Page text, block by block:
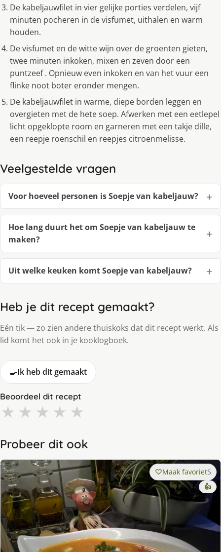
De kabeljauwfilet in vier gelijke porties verdelen, vijf
minuten pocheren in de visfumet, uithalen en warm
houden.
De visfumet en de witte wijn over de groenten gieten,
twee minuten inkoken, mixen en zeven door een
puntzeef . Opnieuw even inkoken en van het vuur een
flinke noot boter eronder mengen.
De kabeljauwfilet in warme, diepe borden leggen en
overgieten met de hete soep. Afwerken met een eetlepel
licht opgeklopte room en garneren met een takje dille,
een reepje roenschil en reepjes citroenmelisse.
Veelgestelde vragen
Voor hoeveel personen is Soepje van kabeljauw?
Hoe lang duurt het om Soepje van kabeljauw te
maken?
Uit welke keuken komt Soepje van kabeljauw?
Heb je dit recept gemaakt?
Eén tik — zo zien andere thuiskoks dat dit recept werkt. Als
lid komt het ook in je kooklogboek.
🍳Ik heb dit gemaakt
Beoordeel dit recept
★ ★ ★ ★ ★
Probeer dit ook
Maak favoriet5
👍